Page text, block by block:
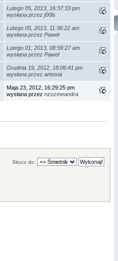
Lutego 05, 2013, 16:37:33 pm
wysłana przezj00ls
Lutego 05, 2013, 11:36:22 am
wysłana przezPaweł
Lutego 01, 2013, 08:59:27 am
wysłana przezPaweł
Grudnia 19, 2012, 18:06:41 pm
wysłana przezantosia
Maja 23, 2012, 16:29:25 pm
wysłana przeznzozmeandra
Skocz do: